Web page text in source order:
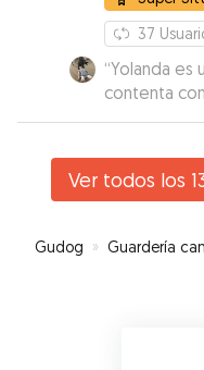
37
“Yolanda es
contenta
tanto
cuando
Ver todos los
Gudog » Guardería